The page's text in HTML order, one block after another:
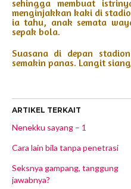
sehingga membuat
menginjakkan kaki di
ia tahu, anak semata
sepak bola.
Suasana di depan
semakin panas. Langit
ARTIKEL TERKAIT
Nenekku sayang – 1
Cara lain bila tanpa penetrasi
Seksnya gampang, tanggung
jawabnya?